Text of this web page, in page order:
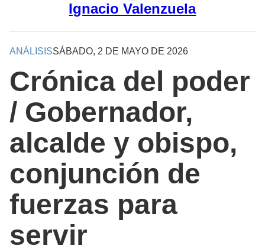
Ignacio Valenzuela
ANÁLISISSÁBADO, 2 DE MAYO DE 2026
Crónica del poder
/ Gobernador,
alcalde y obispo,
conjunción de
fuerzas para
servir